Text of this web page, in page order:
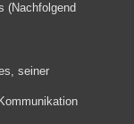
(Nachfolgend
seiner